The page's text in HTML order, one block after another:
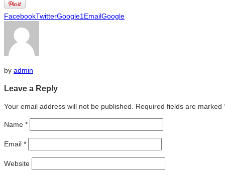
FacebookTwitterGoogle1EmailGoogle
by admin
Leave a Reply
Your email address will not be published. Required fields are marked
Name *
Email *
Website